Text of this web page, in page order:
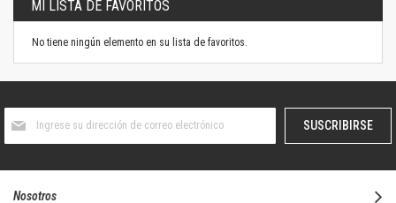
MI LISTA DE FAVORITOS
No tiene ningún elemento en su lista de favoritos.
boletín
SUSCRIBIRSE
Nosotros